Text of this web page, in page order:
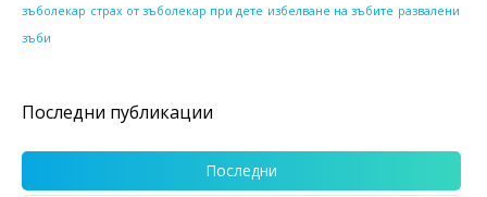
зъболекар страх от зъболекар при дете избелване на зъбите развалени
зъби
Последни публикации
Последни